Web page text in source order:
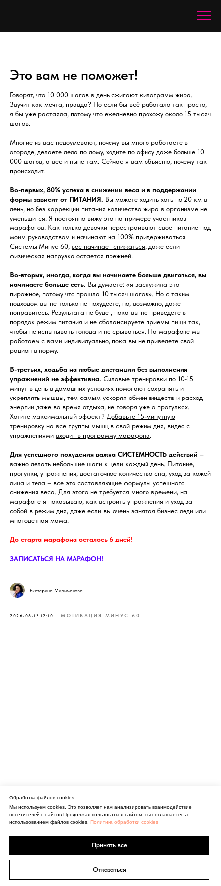
Это вам не поможет!
Говорят, что 10 000 шагов в день сжигают килограмм жира.
Звучит как мечта, правда? Но если бы всё работало так просто,
я бы уже растаяла, потому что ежедневно прохожу около 15 тысяч
шагов.
Многие из вас недоумевают, почему вы много работаете в
огороде, делаете дела по дому, ходите по офису даже больше 10
000 шагов, а вес и ныне там. Сейчас я вам объясню, почему так
происходит.
Во-первых, 80% успеха в снижении веса и в поддержании
формы зависит от ПИТАНИЯ. Вы можете ходить хоть по 20 км в
день, но без коррекции питания количество жира в организме не
уменьшится. Я постоянно вижу это на примере участников
марафонов. Как только девочки перестраивают свое питание под
моим руководством и начинают на 100% придерживаться
Системы Минус 60, вес начинает снижаться, даже если
физическая нагрузка остается прежней.
Во-вторых, иногда, когда вы начинаете больше двигаться, вы
начинаете больше есть. Вы думаете: «я заслужила это
пирожное, потому что прошла 10 тысяч шагов». Но с таким
подходом вы не только не похудеете, но, возможно, даже
поправитесь. Результата не будет, пока вы не приведете в
порядок режим питания и не сбалансируете приемы пищи так,
чтобы не испытывать голода и не срываться. На марафоне мы
работаем с вами индивидуально, пока вы не приведете свой
рацион в норму.
В-третьих, ходьба на любые дистанции без выполнения
упражнений не эффективна. Силовые тренировки по 10-15
минут в день в домашних условиях помогают сохранять и
укреплять мышцы, тем самым ускоряя обмен веществ и расход
энергии даже во время отдыха, не говоря уже о прогулках.
Хотите максимальный эффект? Добавьте 15-минутную
тренировку на все группы мышц в свой режим дня, видео с
упражнениями входит в программу марафона.
Для успешного похудения важна СИСТЕМНОСТЬ действий –
важно делать небольшие шаги к цели каждый день. Питание,
прогулки, упражнения, достаточное количество сна, уход за кожей
лица и тела – все это составляющие формулы успешного
снижения веса. Для этого не требуется много времени, на
марафоне я показываю, как встроить упражнения и уход за
собой в режим дня, даже если вы очень занятая бизнес леди или
многодетная мама.
До старта марафона осталось 6 дней!
ЗАПИСАТЬСЯ НА МАРАФОН!
Екатерина Мириманова
2026-06-12 12:10 МОТИВАЦИЯ МИНУС 60
Обработка файлов cookies
Мы используем cookies. Это позволяет нам анализировать взаимодействие
посетителей с сайтов.Продолжая пользоваться сайтом, вы соглашаетесь с
использованием файлов cookies. Политика обработки cookies
Принять все
Отказаться